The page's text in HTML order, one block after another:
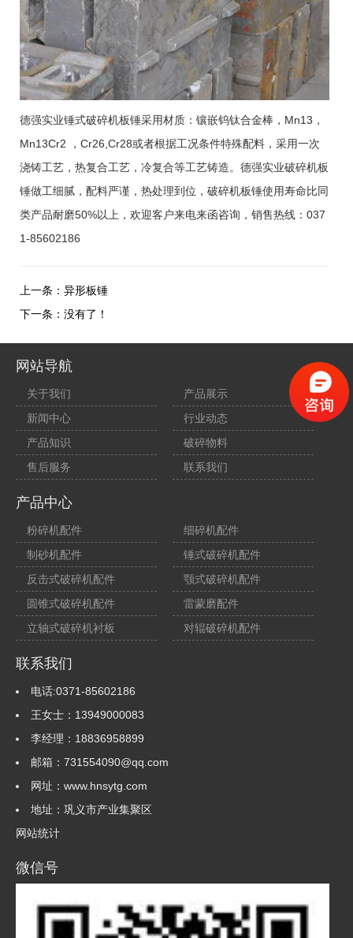
德强实业锤式破碎机板锤采用材质：镶嵌钨钛合金棒，Mn13，
Mn13Cr2 ，Cr26,Cr28或者根据工况条件特殊配料，采用一次
浇铸工艺，热复合工艺，冷复合等工艺铸造。德强实业破碎机板
锤做工细腻，配料严谨，热处理到位，破碎机板锤使用寿命比同
类产品耐磨50%以上，欢迎客户来电来函咨询，销售热线：037
1-85602186
上一条： 异形板锤
下一条：没有了！
网站导航
关于我们
产品展示
新闻中心
行业动态
产品知识
破碎物料
售后服务
联系我们
产品中心
粉碎机配件
细碎机配件
制砂机配件
锤式破碎机配件
反击式破碎机配件
颚式破碎机配件
圆锥式破碎机配件
雷蒙磨配件
立轴式破碎机衬板
对辊破碎机配件
联系我们
电话:0371-85602186
王女士：13949000083
李经理：18836958899
邮箱：731554090@qq.com
网址：www.hnsytg.com
地址：巩义市产业集聚区
网站统计
微信号